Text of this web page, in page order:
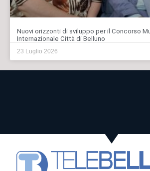
Nuovi orizzonti di sviluppo per il Concorso
Internazionale Città di Belluno
23 Luglio 2026